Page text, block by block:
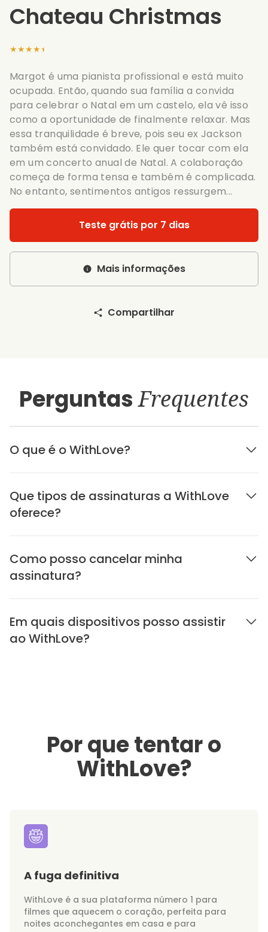
Chateau Christmas
★★★★★
Margot é uma pianista profissional e está muito
ocupada. Então, quando sua família a convida
para celebrar o Natal em um castelo, ela vê isso
como a oportunidade de finalmente relaxar. Mas
essa tranquilidade é breve, pois seu ex Jackson
também está convidado. Ele quer tocar com ela
em um concerto anual de Natal. A colaboração
começa de forma tensa e também é complicada.
No entanto, sentimentos antigos ressurgem...
Teste grátis por 7 dias
Mais informações
Compartilhar
PerguntasFrequentes
O que é o WithLove?
Que tipos de assinaturas a WithLove
oferece?
Como posso cancelar minha
assinatura?
Em quais dispositivos posso assistir
ao WithLove?
Por que tentar o
WithLove?
A fuga definitiva
WithLove é a sua plataforma número 1 para
filmes que aquecem o coração, perfeita para
noites aconchegantes em casa e para